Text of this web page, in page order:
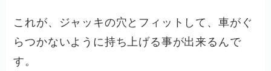
これが、ジャッキの穴とフィットして、車がぐ
らつかないように持ち上げる事が出来るんで
す。